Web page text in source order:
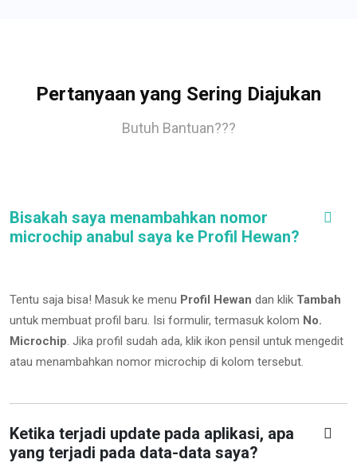
Pertanyaan yang Sering Diajukan
Butuh Bantuan???
Bisakah saya menambahkan nomor
microchip anabul saya ke Profil Hewan?
Tentu saja bisa! Masuk ke menu Profil Hewan dan klik Tambah
untuk membuat profil baru. Isi formulir, termasuk kolom No.
Microchip. Jika profil sudah ada, klik ikon pensil untuk mengedit
atau menambahkan nomor microchip di kolom tersebut.
Ketika terjadi update pada aplikasi, apa
yang terjadi pada data-data saya?